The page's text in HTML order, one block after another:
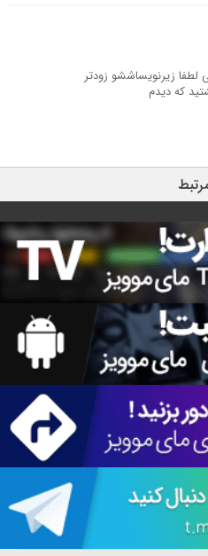
لطفا زیرنویساششو زودتر
که دیدم